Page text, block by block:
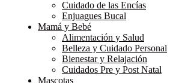
Cuidado de las Encías
Enjuagues Bucal
Mamá y Bebé
Alimentación y Salud
Belleza y Cuidado Personal
Bienestar y Relajación
Cuidados Pre y Post Natal
Mascotas